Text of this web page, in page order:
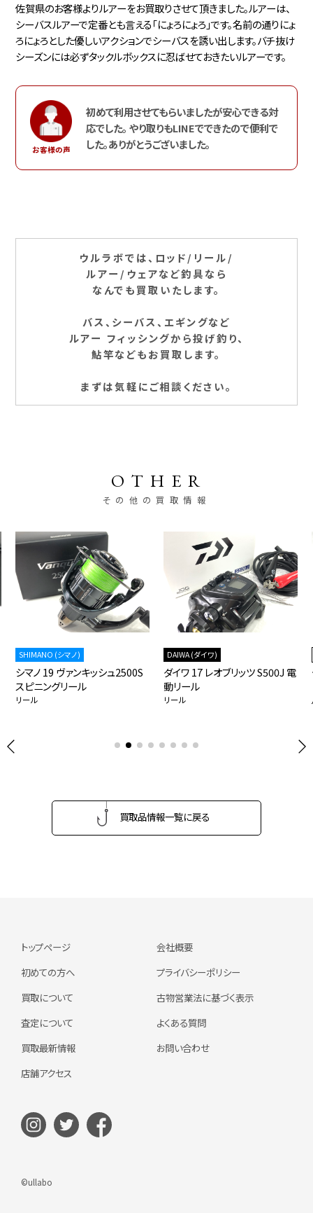
佐賀県のお客様よりルアーをお買取りさせて頂きました。ルアーは、
シーバスルアーで定番とも言える「にょろにょろ」です。名前の通りにょ
ろにょろとした優しいアクションでシーバスを誘い出します。バチ抜け
シーズンには必ずタックルボックスに忍ばせておきたいルアーです。
お客様の声
初めて利用させてもらいましたが安心できる対
応でした。 やり取りもLINEでできたので便利で
した。ありがとうございました。
ウルラボでは、ロッド/リール/
ルアー/ウェアなど釣具なら
なんでも買取いたします。
バス、シーバス、エギングなど
ルアー フィッシングから投げ釣り、
鮎竿などもお買取します。
まずは気軽にご相談ください。
OTHER
その他の買取情報
SHIMANO (シマノ)
シマノ 19 ヴァンキッシュ2500S
スピニングリール
リール
DAIWA (ダイワ)
ダイワ 17 レオブリッツ S500J 電
動リール
リール
買取品情報一覧に戻る
トップページ
初めての方へ
買取について
査定について
買取最新情報
店舗アクセス
会社概要
プライバシーポリシー
古物営業法に基づく表示
よくある質問
お問い合わせ
©ullabo